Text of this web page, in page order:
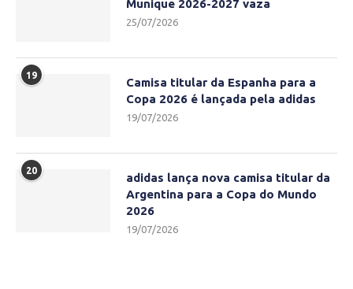
Munique 2026-2027 vaza
25/07/2026
19
Camisa titular da Espanha para a
Copa 2026 é lançada pela adidas
19/07/2026
20
adidas lança nova camisa titular da
Argentina para a Copa do Mundo
2026
19/07/2026